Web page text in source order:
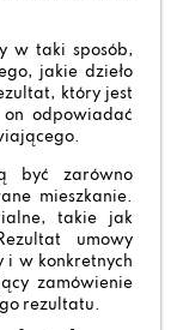
w taki sposób,
jakie dzieło
który jest
odpowiadać
być zarówno
mieszkanie.
takie jak
umowy
i w konkretnych
zamówienie
rezultatu.